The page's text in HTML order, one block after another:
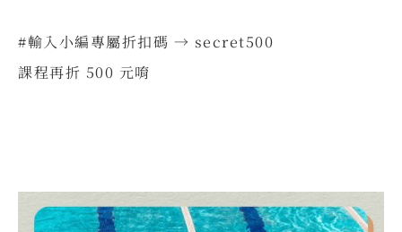
#輸入小編專屬折扣碼 → secret500
課程再折 500 元唷